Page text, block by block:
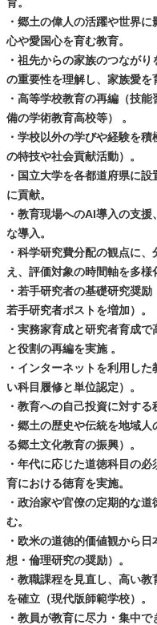
・郷土の偉人の活躍や世界
心や愛国心を育む教育。
・祖先からの家族のつなが
の重要性を理解し、家族愛を
・高等学校教育の再編（技
備の学術教育高校等） 。
・学校以外の学びや経験を
の特技や社会貢献活動）。
・国立大学を各都道府県に
に貢献。
・教育現場へのAI導入の支
な導入。
・科学研究費分配の観点に
え、評価対象の時間軸を多様
・若手研究者の基礎研究奨
若手研究者ポストを増加）。
・実務家育成と研究者育成
と役割の再編を実施 。
・インターネットを利用し
い科目履修と単位認定）。
・教育への自己投資に対する
・郷土の歴史や伝統を地域
る郷土文化教育の振興）。
・年代に応じた道徳科目の
育における徳育を実施。
・政治家や官僚の定期的な
む。
・欧米の道徳的価値観から
想・倫理研究の奨励）。
・教職課程を見直し、高い
を確立（現代版師範学校）。
・教員が教育に尽力・集中